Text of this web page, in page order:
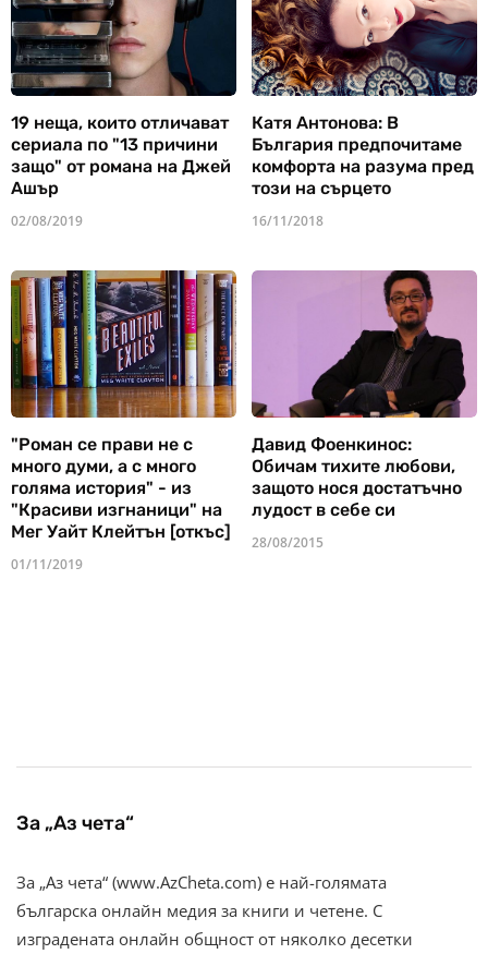
19 неща, които отличават
сериала по "13 причини
защо" от романа на Джей
Ашър
02/08/2019
Катя Антонова: В
България предпочитаме
комфорта на разума пред
този на сърцето
16/11/2018
"Роман се прави не с
много думи, а с много
голяма история" - из
"Красиви изгнаници" на
Мег Уайт Клейтън [откъс]
01/11/2019
Давид Фоенкинос:
Обичам тихите любови,
защото нося достатъчно
лудост в себе си
28/08/2015
За „Аз чета“
За „Аз чета“ (www.AzCheta.com) е най-голямата
българска онлайн медия за книги и четене. С
изградената онлайн общност от няколко десетки